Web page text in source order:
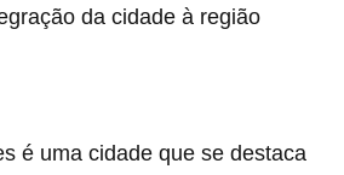
da cidade à região
é uma cidade que se destaca